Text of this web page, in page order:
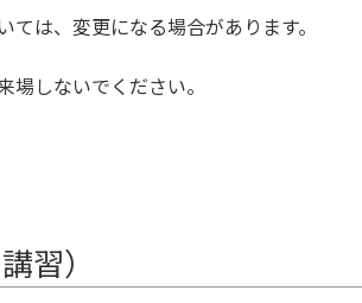
は、変更になる場合があります。
しないでください。
習）